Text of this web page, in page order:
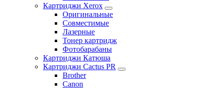
Картриджи Xerox
Оригинальные
Совместимые
Лазерные
Тонер картридж
Фотобарабаны
Картриджи Катюша
Картриджи Cactus PR
Brother
Canon